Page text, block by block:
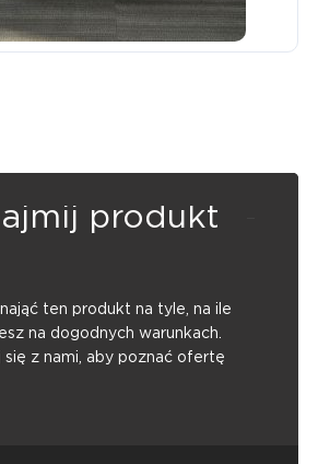
produkt
ten produkt na tyle, na ile
na dogodnych warunkach.
się z nami, aby poznać ofertę